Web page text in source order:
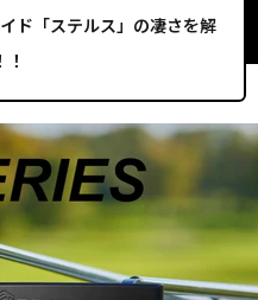
ド「ステルス」の凄さを解